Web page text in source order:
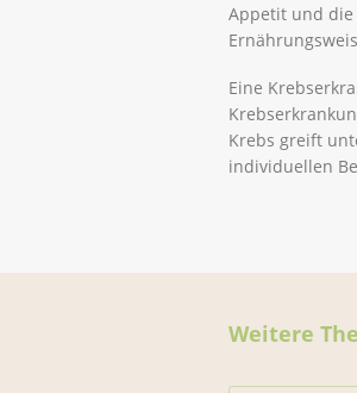
Appetit und die
Eine
Krebs greift
individuellen
Weitere